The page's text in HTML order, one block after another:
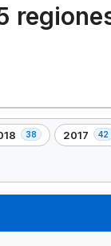
38 2017 42
,